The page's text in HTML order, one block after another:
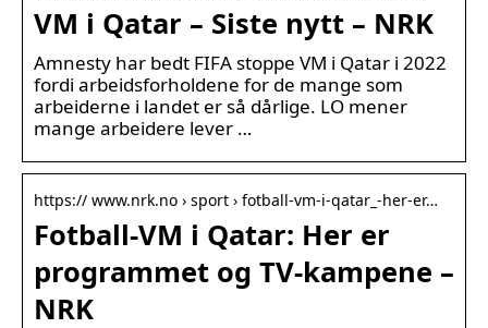
VM i Qatar – Siste nytt – NRK
Amnesty har bedt FIFA stoppe VM i Qatar i 2022
fordi arbeidsforholdene for de mange som
arbeiderne i landet er så dårlige. LO mener
mange arbeidere lever …
https:// www.nrk.no › sport › fotball-vm-i-qatar_-her-er…
Fotball-VM i Qatar: Her er
programmet og TV-kampene –
NRK